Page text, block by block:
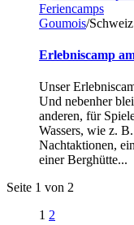
Feriencamps
Goumois/Schweiz
Erlebniscamp
Unser
Und nebenher
anderen, für
Wassers, wie z.
Nachtaktionen,
einer Berghütte...
Seite 1 von 2
1 2